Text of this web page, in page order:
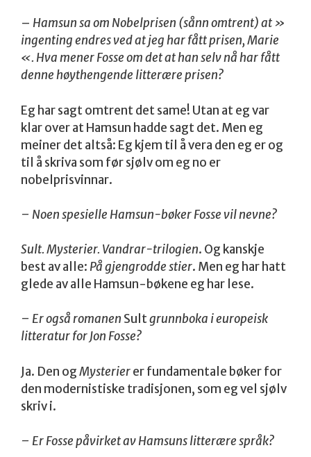
– Hamsun sa om Nobelprisen (sånn omtrent) at »
ingenting endres ved at jeg har fått prisen, Marie
«. Hva mener Fosse om det at han selv nå har fått
denne høythengende litterære prisen?
Eg har sagt omtrent det same! Utan at eg var
klar over at Hamsun hadde sagt det. Men eg
meiner det altså: Eg kjem til å vera den eg er og
til å skriva som før sjølv om eg no er
nobelprisvinnar.
– Noen spesielle Hamsun-bøker Fosse vil nevne?
Sult. Mysterier. Vandrar-trilogien. Og kanskje
best av alle: På gjengrodde stier. Men eg har hatt
glede av alle Hamsun-bøkene eg har lese.
– Er også romanen Sultgrunnboka i europeisk
litteratur for Jon Fosse?
Ja. Den ogMysterierer fundamentale bøker for
den modernistiske tradisjonen, som eg vel sjølv
skriv i.
– Er Fosse påvirket av Hamsuns litterære språk?